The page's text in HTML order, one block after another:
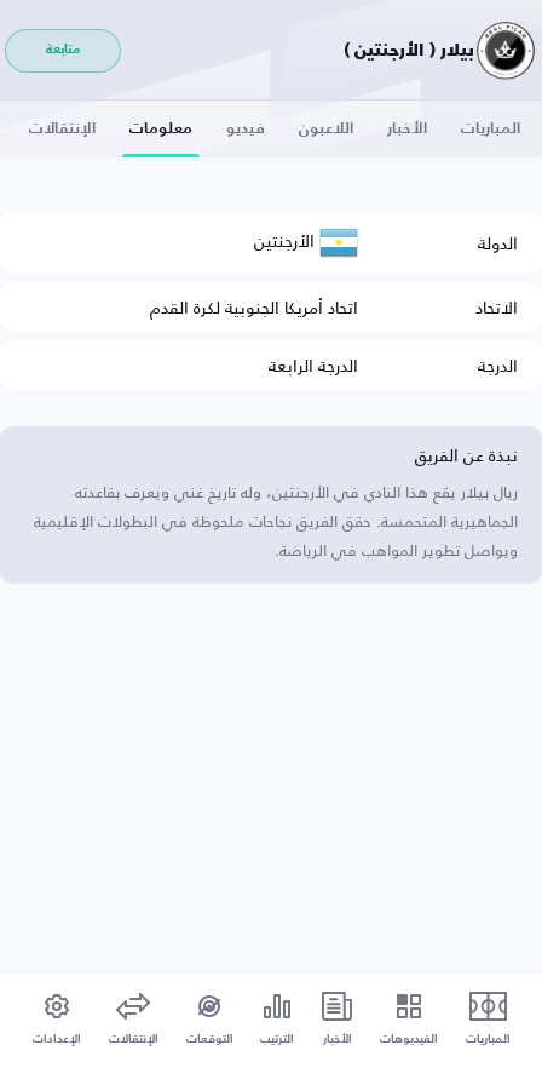
بيلار ( الأرجنتين ) متابعة
المباريات الأخبار اللاعبون فيديو معلومات الإنتقالات
الدولة الأرجنتين
الاتحاد
اتحاد أمريكا الجنوبية لكرة القدم
الدرجة
الدرجة الرابعة
نبذة عن الفريق
ريال بيلار يقع هذا النادي في الأرجنتين، وله تاريخ غني ويعرف بقاعدته
الجماهيرية المتحمسة. حقق الفريق نجاحات ملحوظة في البطولات الإقليمية
ويواصل تطوير المواهب في الرياضة.
المباريات الفيديوهات الأخبار الترتيب التوقعات الإنتقالات الإعدادات